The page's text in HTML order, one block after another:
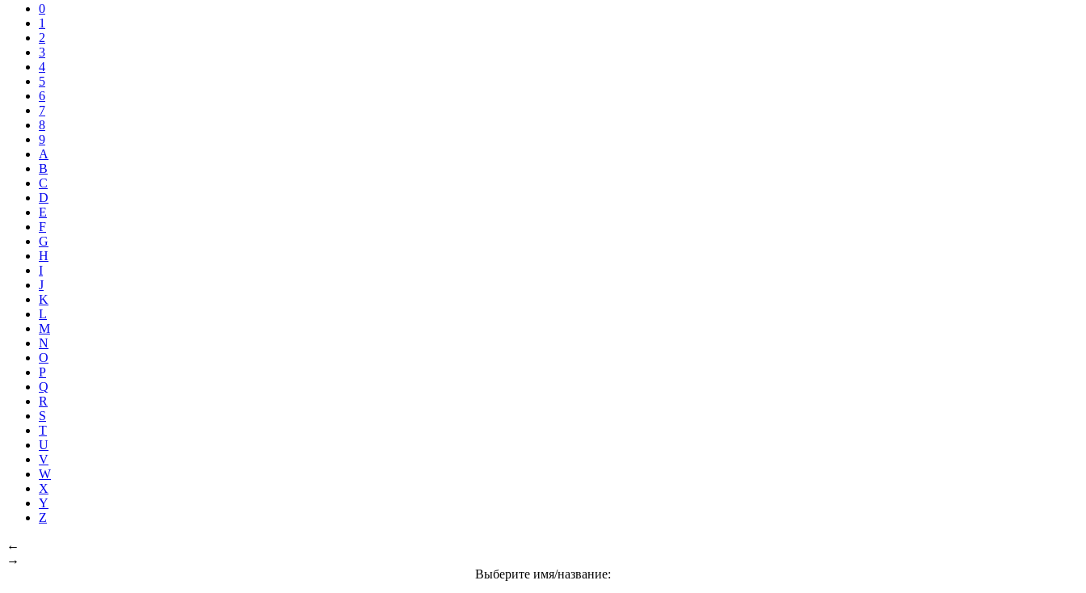
0
1
2
3
4
5
6
7
8
9
A
B
C
D
E
F
G
H
I
J
K
L
M
N
O
P
Q
R
S
T
U
V
W
X
Y
Z
←
→
Выберите имя/название: